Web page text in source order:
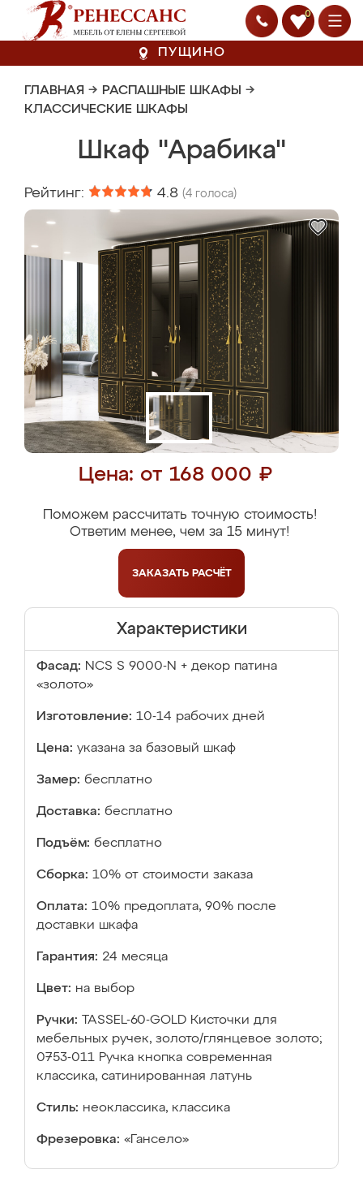
0
ПУЩИНО
ГЛАВНАЯ → РАСПАШНЫЕ ШКАФЫ →
КЛАССИЧЕСКИЕ ШКАФЫ
Шкаф "Арабика"
Рейтинг: 4.8 (4 голоса)
Цена: от 168 000 ₽
Поможем рассчитать точную стоимость!
Ответим менее, чем за 15 минут!
ЗАКАЗАТЬ РАСЧЁТ
Характеристики
Фасад: NCS S 9000-N + декор патина
«золото»
Изготовление: 10-14 рабочих дней
Цена: указана за базовый шкаф
Замер: бесплатно
Доставка: бесплатно
Подъём: бесплатно
Сборка: 10% от стоимости заказа
Оплата: 10% предоплата, 90% после
доставки шкафа
Гарантия: 24 месяца
Цвет: на выбор
Ручки:
TASSEL-60-GOLD Кисточки для
мебельных ручек, золото/глянцевое золото;
0753-011 Ручка кнопка современная
классика, сатинированная латунь
Стиль: неоклассика, классика
Фрезеровка: «Гансело»